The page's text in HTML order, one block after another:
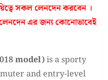
সকল লেনদেন করবেন ।
এর জন্য কোনোভাবেই
model)is a sporty
and entry-level